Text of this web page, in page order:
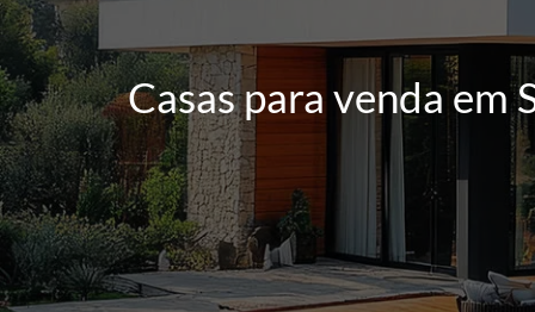
Casas para venda em